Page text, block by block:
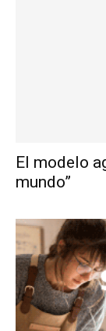
El modelo
mundo”